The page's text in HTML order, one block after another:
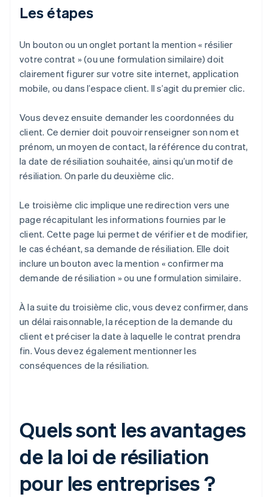
Les étapes
Un bouton ou un onglet portant la mention « résilier
votre contrat » (ou une formulation similaire) doit
clairement figurer sur votre site internet, application
mobile, ou dans l’espace client. Il s’agit du premier clic.
Vous devez ensuite demander les coordonnées du
client. Ce dernier doit pouvoir renseigner son nom et
prénom, un moyen de contact, la référence du contrat,
la date de résiliation souhaitée, ainsi qu’un motif de
résiliation. On parle du deuxième clic.
Le troisième clic implique une redirection vers une
page récapitulant les informations fournies par le
client. Cette page lui permet de vérifier et de modifier,
le cas échéant, sa demande de résiliation. Elle doit
inclure un bouton avec la mention « confirmer ma
demande de résiliation » ou une formulation similaire.
À la suite du troisième clic, vous devez confirmer, dans
un délai raisonnable, la réception de la demande du
client et préciser la date à laquelle le contrat prendra
fin. Vous devez également mentionner les
conséquences de la résiliation.
Quels sont les avantages
de la loi de résiliation
pour les entreprises ?